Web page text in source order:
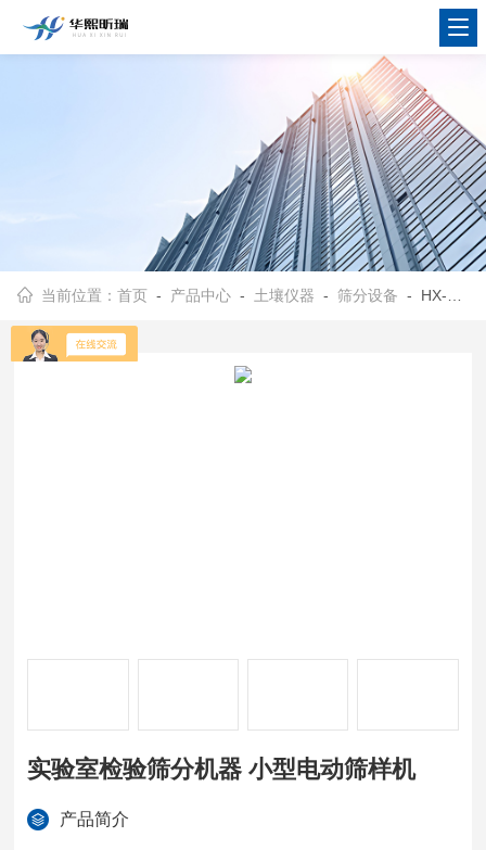
当前位置：首页 - 产品中心 - 土壤仪器 -筛分设备 - HX-DT100型实验室检验筛分机器 小型电动筛样机
实验室检验筛分机器 小型电动筛样机
产品简介